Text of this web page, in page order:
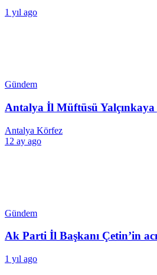
1 yıl ago
Gündem
Antalya İl Müftüsü Yalçınkaya
Antalya Körfez
12 ay ago
Gündem
Ak Parti İl Başkanı Çetin’in
1 yıl ago